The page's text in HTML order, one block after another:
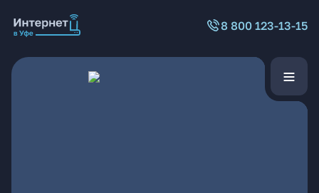
8 800 123-13-15